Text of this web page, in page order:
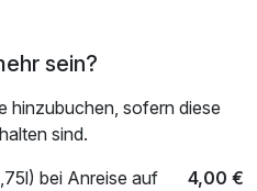
sein?
hinzubuchen, sofern diese
sind.
bei Anreise auf
4,00 €